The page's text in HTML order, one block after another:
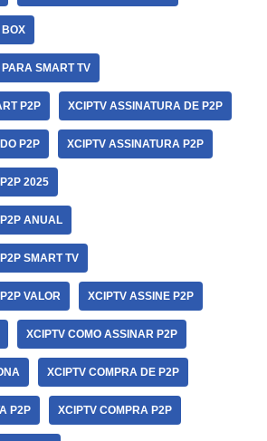
SMART TV
P2P XCIPTV ASSINATURA DE P2P
P2P XCIPTV ASSINATURA P2P
2025
ANUAL
SMART TV
VALOR XCIPTV ASSINE P2P
XCIPTV COMO ASSINAR P2P
XCIPTV COMPRA DE P2P
P2P XCIPTV COMPRA P2P